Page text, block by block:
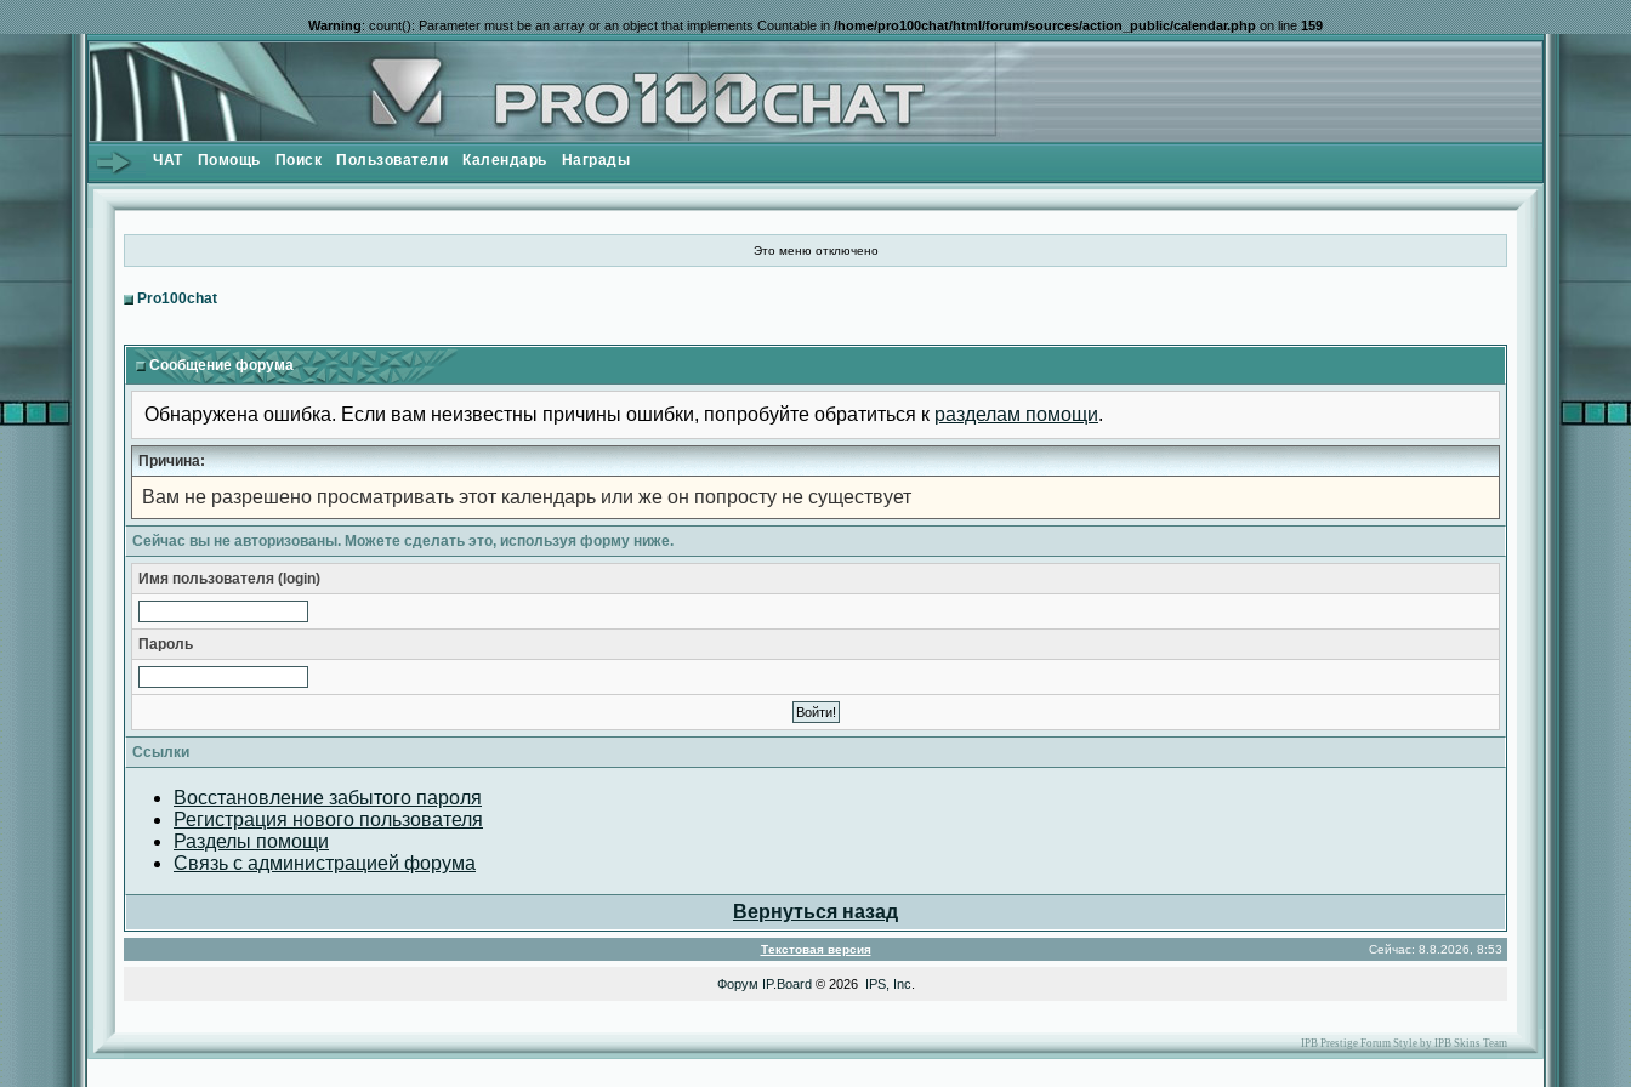
Warning: count(): Parameter must be an array or an object that implements Countable in/home/pro100chat/html/forum/sources/action_public/calendar.phpon line159
ЧАТ Помощь Поиск Пользователи Календарь Награды
Это меню отключено
Pro100chat
Сообщение форума
Обнаружена ошибка. Если вам неизвестны причины ошибки, попробуйте обратиться к разделам помощи.
Причина:
Вам не разрешено просматривать этот календарь или же он попросту не существует
Сейчас вы не авторизованы. Можете сделать это, используя форму ниже.
Имя пользователя (login)
Пароль
Ссылки
Восстановление забытого пароля
Регистрация нового пользователя
Разделы помощи
Связь с администрацией форума
Вернуться назад
Текстовая версия Сейчас: 8.8.2026, 8:53
Форум IP.Board© 2026 IPS, Inc
IPB Prestige Forum Style by IPB Skins Team